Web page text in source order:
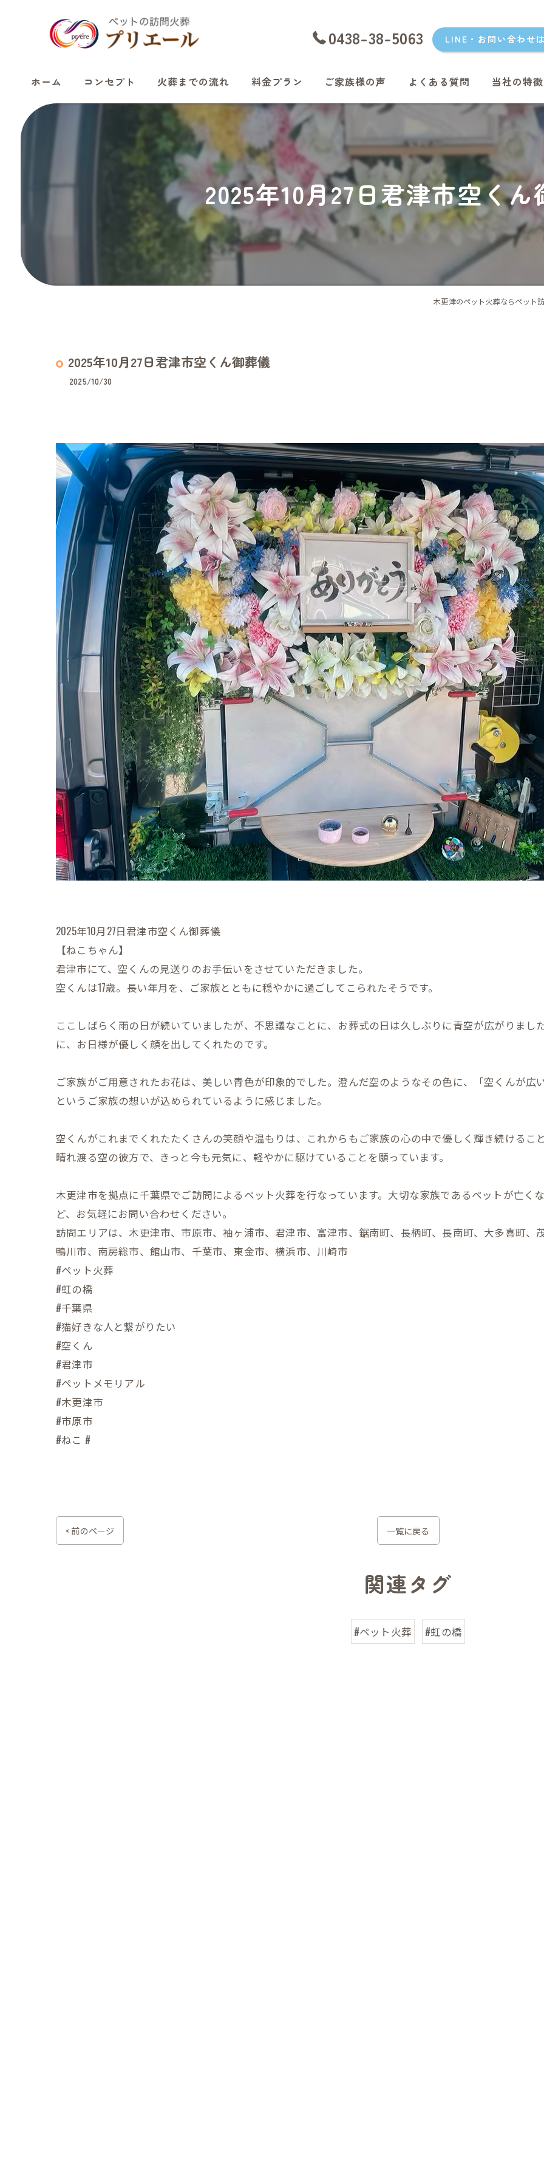
0438-38-5063 LINE・お問い合わせ
ホーム コンセプト 火葬までの流れ 料金プラン ご家族様の声 よくある質問 当社の特徴
愛犬
君津のペット
富津のペッ
袖ケ浦のペ
2025年10月27日君津市空く
木更津のペット火葬ならペット
2025年10月27日君津市空くん御葬儀
2025/10/30
2025年10月27日君津市空くん御葬儀
【ねこちゃん】
君津市にて、空くんの見送りのお手伝いをさせていただきました。
空くんは17歳。長い年月を、ご家族とともに穏やかに過ごしてこられたそうです。
ここしばらく雨の日が続いていましたが、不思議なことに、お葬式の日は久しぶりに青空が広がりまし
に、お日様が優しく顔を出してくれたのです。
ご家族がご用意されたお花は、美しい青色が印象的でした。澄んだ空のようなその色に、「空くんが広
というご家族の想いが込められているように感じました。
空くんがこれまでくれたたくさんの笑顔や温もりは、これからもご家族の心の中で優しく輝き続けること
晴れ渡る空の彼方で、きっと今も元気に、軽やかに駆けていることを願っています。
木更津市を拠点に千葉県でご訪問によるペット火葬を行なっています。大切な家族であるペットが亡く
ど、お気軽にお問い合わせください。
訪問エリアは、木更津市、市原市、袖ヶ浦市、君津市、富津市、鋸南町、長柄町、長南町、大多喜町、
鴨川市、南房総市、館山市、千葉市、東金市、横浜市、川崎市
#ペット火葬
#虹の橋
#千葉県
#猫好きな人と繋がりたい
#空くん
#君津市
#ペットメモリアル
#木更津市
#市原市
#ねこ #
< 前のページ 一覧に戻る
関連タグ
#ペット火葬 #虹の橋